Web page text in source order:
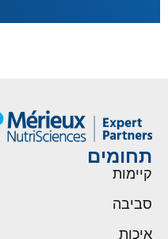
תחומים
קיימות
סביבה
איכות